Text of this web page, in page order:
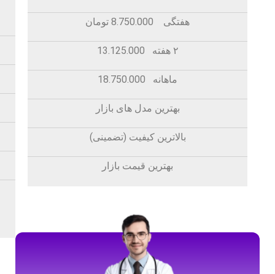
هفتگی 8.750.000 تومان
۲ هفته 13.125.000
ماهانه 18.750.000
بهترین مدل های بازار
بالاترین کیفیت (تضمینی)
بهترین قیمت بازار